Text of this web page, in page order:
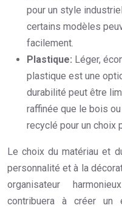
pour un style
certains modèles
facilement.
Plastique: Léger,
plastique est une
durabilité peut être
raffinée que le bois
recyclé pour un choix
Le choix du matériau et
personnalité et à la
organisateur
contribuera à créer un